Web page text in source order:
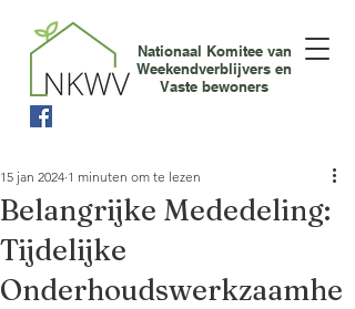
Nationaal Komitee van
Weekendverblijvers en
Vaste bewoners
Belangrijke Mededeling:
Tijdelijke
Onderhoudswerkzaamhe
15 jan 2024 1 minuten om te lezen